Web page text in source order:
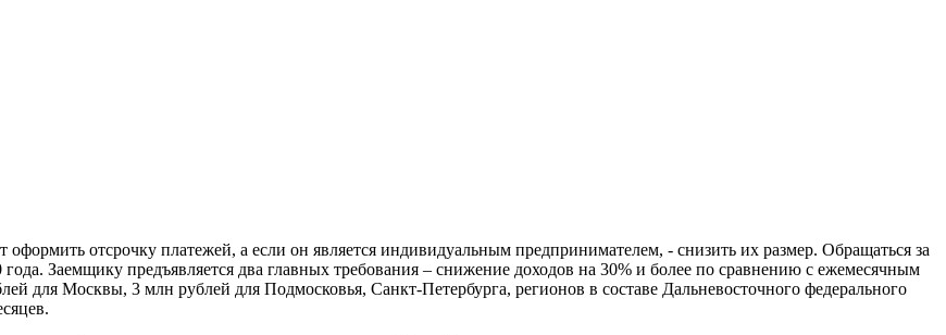
отсрочку платежей, а если он является индивидуальным предпринимателем, - снизить их размер. Обращаться за
Заемщику предъявляется два главных требования – снижение доходов на 30% и более по сравнению с ежемесячным
для Москвы, 3 млн рублей для Подмосковья, Санкт-Петербурга, регионов в составе Дальневосточного федерального